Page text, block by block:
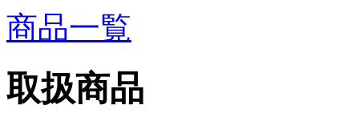
商品一覧
取扱商品